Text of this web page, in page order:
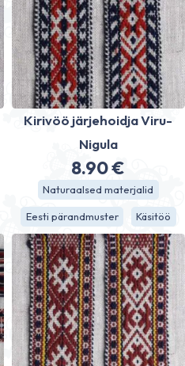
Kirivöö järjehoidja Viru-
Nigula
8.90€
Naturaalsed materjalid
Eesti pärandmuster Käsitöö